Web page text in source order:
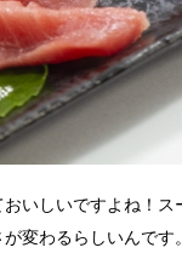
いしいですよね！
変わるらしいんで